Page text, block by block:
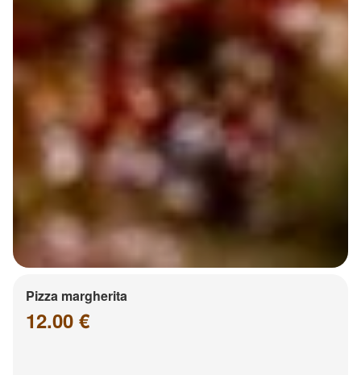
Pizza margherita
12.00 €